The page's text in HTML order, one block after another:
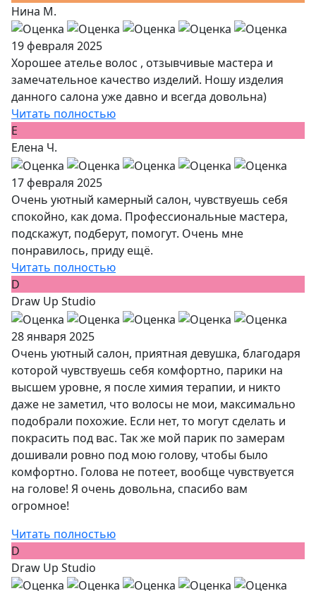
Нина М.
19 февраля 2025
Хорошее ателье волос , отзывчивые мастера и
замечательное качество изделий. Ношу изделия
данного салона уже давно и всегда довольна)
Читать полностью
Е
Елена Ч.
17 февраля 2025
Очень уютный камерный салон, чувствуешь себя
спокойно, как дома. Профессиональные мастера,
подскажут, подберут, помогут. Очень мне
понравилось, приду ещё.
Читать полностью
D
Draw Up Studio
28 января 2025
Очень уютный салон, приятная девушка, благодаря
которой чувствуешь себя комфортно, парики на
высшем уровне, я после химия терапии, и никто
даже не заметил, что волосы не мои, максимально
подобрали похожие. Если нет, то могут сделать и
покрасить под вас. Так же мой парик по замерам
дошивали ровно под мою голову, чтобы было
комфортно. Голова не потеет, вообще чувствуется
на голове! Я очень довольна, спасибо вам
огромное!
Читать полностью
D
Draw Up Studio